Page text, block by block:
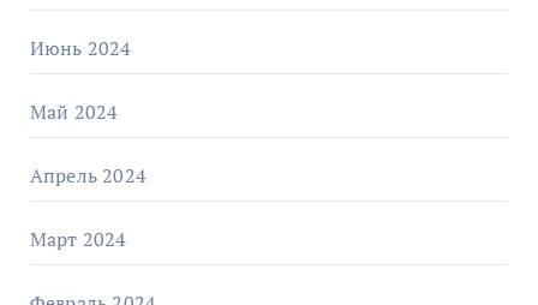
Июнь 2024
Май 2024
Апрель 2024
Март 2024